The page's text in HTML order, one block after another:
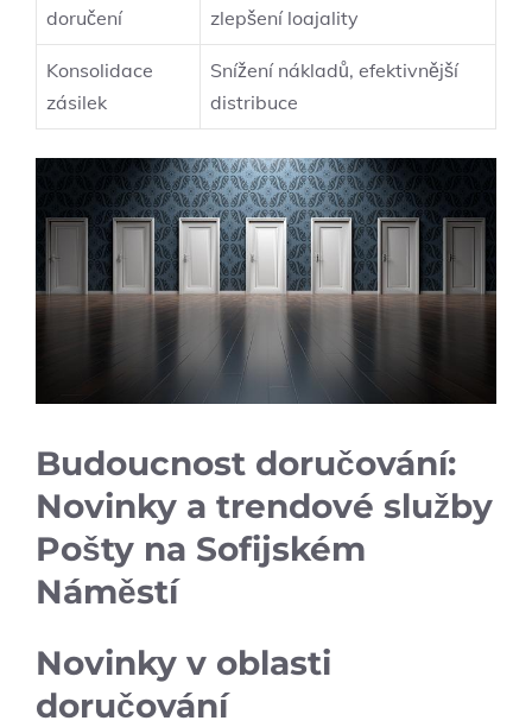
doručení
zlepšení loajality
Konsolidace
⁣zásilek
Snížení ​nákladů, efektivnější
distribuce
Budoucnost doručování:⁢
Novinky‍ a trendové služby
Pošty ⁤na Sofijském
Náměstí
Novinky v oblasti
doručování